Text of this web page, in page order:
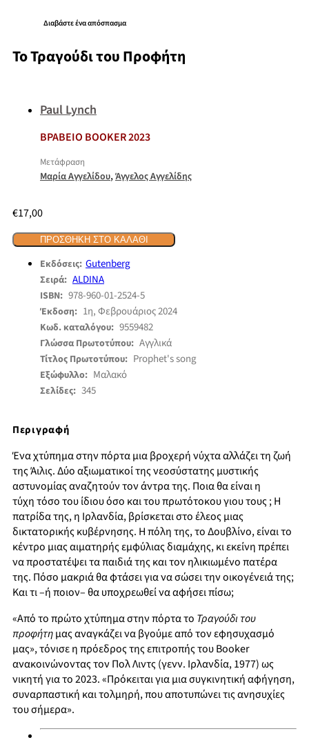
Διαβάστε ένα απόσπασμα
Το Τραγούδι του Προφήτη
Paul Lynch
ΒΡΑΒΕΙΟ BOOKER 2023
Μετάφραση
Μαρία Αγγελίδου,Άγγελος Αγγελίδης
€17,00
ΠΡΟΣΘΉΚΗ ΣΤΟ ΚΑΛΆΘΙ
Εκδόσεις: Gutenberg
Σειρά: ALDINA
ISBN: 978-960-01-2524-5
Έκδοση: 1η, Φεβρουάριος 2024
Κωδ. καταλόγου: 9559482
Γλώσσα Πρωτοτύπου: Αγγλικά
Τίτλος Πρωτοτύπου: Prophet's song
Εξώφυλλο: Μαλακό
Σελίδες: 345
Περιγραφή
Ένα χτύπημα στην πόρτα μια βροχερή νύχτα αλλάζει τη ζωή
της Άιλις. Δύο αξιωματικοί της νεοσύστατης μυστικής
αστυνομίας αναζητούν τον άντρα της. Ποια θα είναι η
τύχη τόσο του ίδιου όσο και του πρωτότοκου γιου τους ; Η
πατρίδα της, η Ιρλανδία, βρίσκεται στο έλεος μιας
δικτατορικής κυβέρνησης. Η πόλη της, το Δουβλίνο, είναι το
κέντρο μιας αιματηρής εμφύλιας διαμάχης, κι εκείνη πρέπει
να προστατέψει τα παιδιά της και τον ηλικιωμένο πατέρα
της. Πόσο μακριά θα φτάσει για να σώσει την οικογένειά της;
Και τι –ή ποιον– θα υποχρεωθεί να αφήσει πίσω;
«Από το πρώτο χτύπημα στην πόρτα το Τραγούδι του
προφήτημας αναγκάζει να βγούμε από τον εφησυχασμό
μας», τόνισε η πρόεδρος της επιτροπής του Booker
ανακοινώνοντας τον Πολ Λιντς (γενν. Ιρλανδία, 1977) ως
νικητή για το 2023. «Πρόκειται για μια συγκινητική αφήγηση,
συναρπαστική και τολμηρή, που αποτυπώνει τις ανησυχίες
του σήμερα».